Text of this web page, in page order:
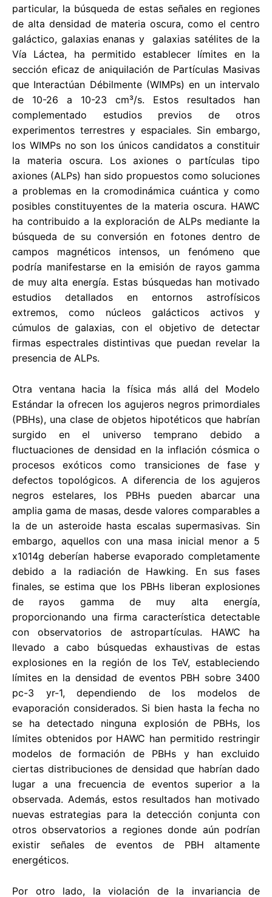
particular, la búsqueda de estas señales en regiones
de alta densidad de materia oscura, como el centro
galáctico, galaxias enanas y galaxias satélites de la
Vía Láctea, ha permitido establecer límites en la
sección eficaz de aniquilación de Partículas Masivas
que Interactúan Débilmente (WIMPs) en un intervalo
de 10-26 a 10-23 cm³/s. Estos resultados han
complementado estudios previos de otros
experimentos terrestres y espaciales. Sin embargo,
los WIMPs no son los únicos candidatos a constituir
la materia oscura. Los axiones o partículas tipo
axiones (ALPs) han sido propuestos como soluciones
a problemas en la cromodinámica cuántica y como
posibles constituyentes de la materia oscura. HAWC
ha contribuido a la exploración de ALPs mediante la
búsqueda de su conversión en fotones dentro de
campos magnéticos intensos, un fenómeno que
podría manifestarse en la emisión de rayos gamma
de muy alta energía. Estas búsquedas han motivado
estudios detallados en entornos astrofísicos
extremos, como núcleos galácticos activos y
cúmulos de galaxias, con el objetivo de detectar
firmas espectrales distintivas que puedan revelar la
presencia de ALPs.
Otra ventana hacia la física más allá del Modelo
Estándar la ofrecen los agujeros negros primordiales
(PBHs), una clase de objetos hipotéticos que habrían
surgido en el universo temprano debido a
fluctuaciones de densidad en la inflación cósmica o
procesos exóticos como transiciones de fase y
defectos topológicos. A diferencia de los agujeros
negros estelares, los PBHs pueden abarcar una
amplia gama de masas, desde valores comparables a
la de un asteroide hasta escalas supermasivas. Sin
embargo, aquellos con una masa inicial menor a 5
x1014g deberían haberse evaporado completamente
debido a la radiación de Hawking. En sus fases
finales, se estima que los PBHs liberan explosiones
de rayos gamma de muy alta energía,
proporcionando una firma característica detectable
con observatorios de astropartículas. HAWC ha
llevado a cabo búsquedas exhaustivas de estas
explosiones en la región de los TeV, estableciendo
límites en la densidad de eventos PBH sobre 3400
pc-3 yr-1, dependiendo de los modelos de
evaporación considerados. Si bien hasta la fecha no
se ha detectado ninguna explosión de PBHs, los
límites obtenidos por HAWC han permitido restringir
modelos de formación de PBHs y han excluido
ciertas distribuciones de densidad que habrían dado
lugar a una frecuencia de eventos superior a la
observada. Además, estos resultados han motivado
nuevas estrategias para la detección conjunta con
otros observatorios a regiones donde aún podrían
existir señales de eventos de PBH altamente
energéticos.
Por otro lado, la violación de la invariancia de